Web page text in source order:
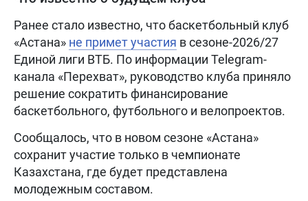
Ранее стало известно, что баскетбольный клуб
«Астана» не примет участия в сезоне-2026/27
Единой лиги ВТБ. По информации Telegram-
канала «Перехват», руководство клуба приняло
решение сократить финансирование
баскетбольного, футбольного и велопроектов.
Сообщалось, что в новом сезоне «Астана»
сохранит участие только в чемпионате
Казахстана, где будет представлена
молодежным составом.